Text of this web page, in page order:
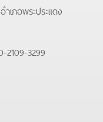
ภอพระประแดง
2109-3299